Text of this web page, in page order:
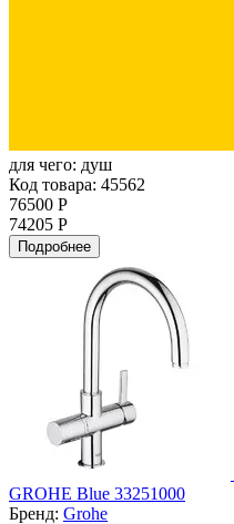
для чего: душ
Код товара: 45562
76500 Р
74205 Р
Подробнее
GROHE Blue 33251000
Бренд: Grohe